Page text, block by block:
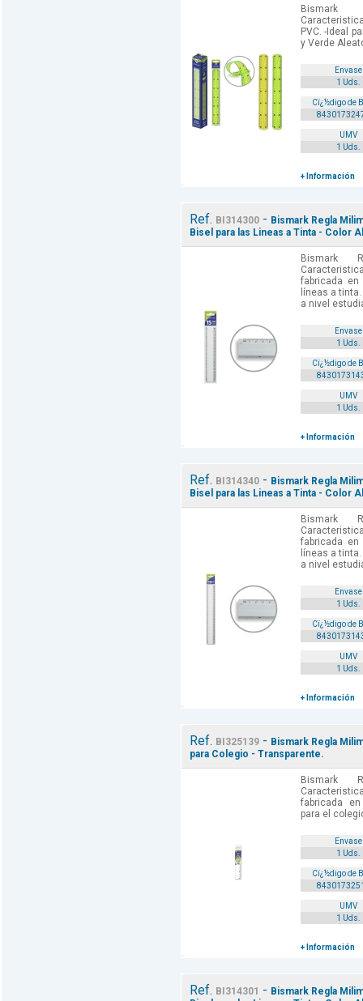
Bismark
PVC. -Ideal
y Verde
Envase
1 Uds.
Cï¿½digo de
UMV
1 Uds.
+ Información
Ref. BI314300- Bismark Regla
Bisel para las Lineas a Tinta - Color
Bismark
fabricada
líneas a
a nivel
Envase
1 Uds.
Cï¿½digo de
UMV
1 Uds.
+ Información
Ref. BI314340- Bismark Regla
Bisel para las Lineas a Tinta - Color
Bismark
fabricada
líneas a
a nivel
Envase
1 Uds.
Cï¿½digo de
UMV
1 Uds.
+ Información
Ref. BI325139- Bismark Regla
para Colegio - Transparente.
Bismark
fabricada
para el
Envase
1 Uds.
Cï¿½digo de
UMV
1 Uds.
+ Información
Ref. BI314301 - Bismark Regla